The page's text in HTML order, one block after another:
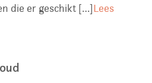
die er geschikt […]Lees